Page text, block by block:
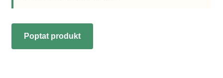
Poptat produkt